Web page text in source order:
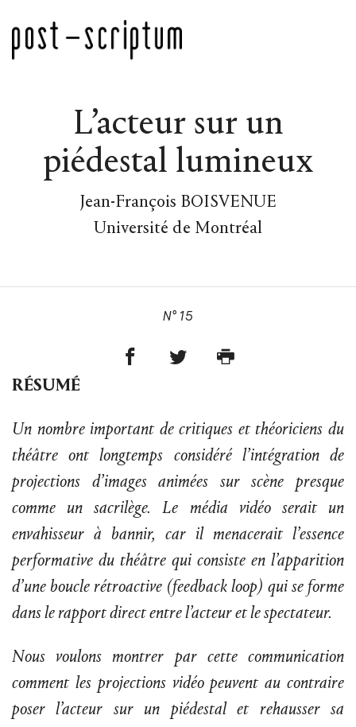
L’acteur sur un
piédestal lumineux
Jean-François BOISVENUE
Université de Montréal
N° 15
RÉSUMÉ
Un nombre important de critiques et théoriciens du
théâtre ont longtemps considéré l’intégration de
projections d’images animées sur scène presque
comme un sacrilège. Le média vidéo serait un
envahisseur à bannir, car il menacerait l’essence
performative du théâtre qui consiste en l’apparition
d’une boucle rétroactive (feedback loop) qui se forme
dans le rapport direct entre l’acteur et le spectateur.
Nous voulons montrer par cette communication
comment les projections vidéo peuvent au contraire
poser l’acteur sur un piédestal et rehausser sa